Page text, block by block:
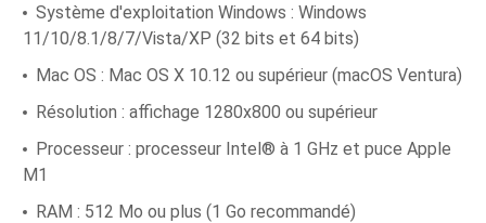
Système d'exploitation Windows : Windows
11/10/8.1/8/7/Vista/XP (32 bits et 64 bits)
Mac OS : Mac OS X 10.12 ou supérieur (macOS Ventura)
Résolution : affichage 1280x800 ou supérieur
Processeur : processeur Intel® à 1 GHz et puce Apple
M1
RAM : 512 Mo ou plus (1 Go recommandé)